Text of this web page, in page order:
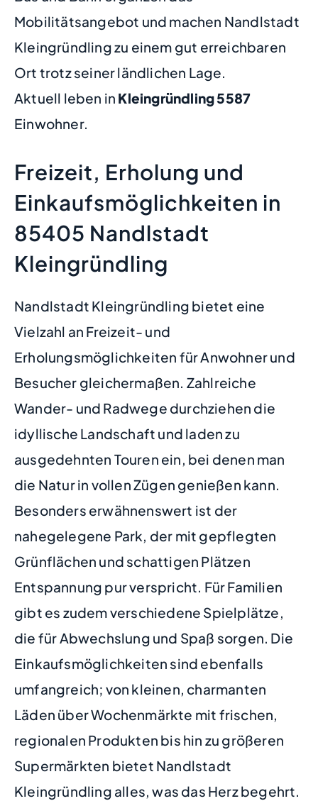
Mobilitätsangebot und machen Nandlstadt
Kleingründling zu einem gut erreichbaren
Ort trotz seiner ländlichen Lage.
Aktuell leben in Kleingründling5587
Einwohner.
Freizeit, Erholung und
Einkaufsmöglichkeiten in
85405 Nandlstadt
Kleingründling
Nandlstadt Kleingründling bietet eine
Vielzahl an Freizeit- und
Erholungsmöglichkeiten für Anwohner und
Besucher gleichermaßen. Zahlreiche
Wander- und Radwege durchziehen die
idyllische Landschaft und laden zu
ausgedehnten Touren ein, bei denen man
die Natur in vollen Zügen genießen kann.
Besonders erwähnenswert ist der
nahegelegene Park, der mit gepflegten
Grünflächen und schattigen Plätzen
Entspannung pur verspricht. Für Familien
gibt es zudem verschiedene Spielplätze,
die für Abwechslung und Spaß sorgen. Die
Einkaufsmöglichkeiten sind ebenfalls
umfangreich; von kleinen, charmanten
Läden über Wochenmärkte mit frischen,
regionalen Produkten bis hin zu größeren
Supermärkten bietet Nandlstadt
Kleingründling alles, was das Herz begehrt.